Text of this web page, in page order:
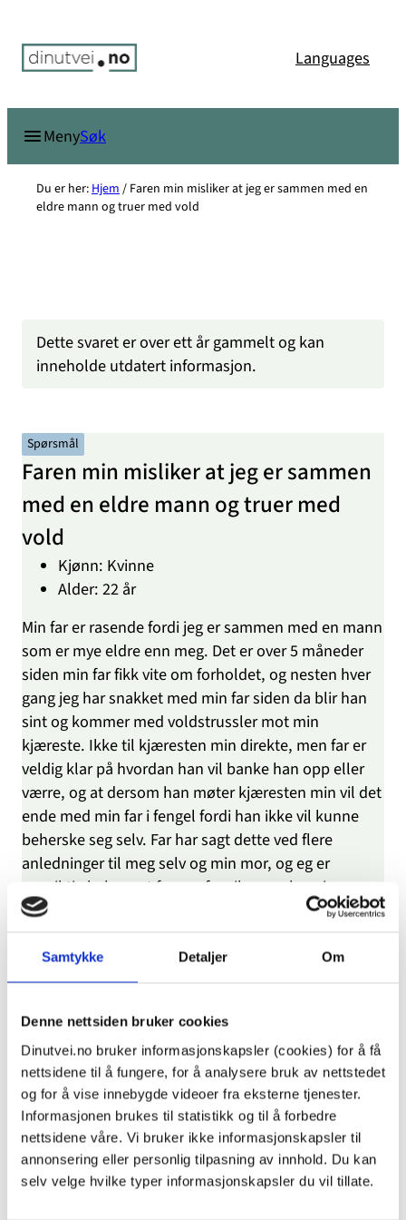
Samtykke Detaljer Om
Denne nettsiden bruker cookies
Dinutvei.no bruker informasjonskapsler (cookies) for å få
nettsidene til å fungere, for å analysere bruk av nettstedet
og for å vise innebygde videoer fra eksterne tjenester.
Informasjonen brukes til statistikk og til å forbedre
nettsidene våre. Vi bruker ikke informasjonskapsler til
annonsering eller personlig tilpasning av innhold. Du kan
selv velge hvilke typer informasjonskapsler du vil tillate.
innhold
Languages
MenySøk
Du er her: Hjem / Faren min misliker at jeg er sammen med en
eldre mann og truer med vold
Dette svaret er over ett år gammelt og kan
inneholde utdatert informasjon.
Spørsmål
Faren min misliker at jeg er sammen
med en eldre mann og truer med
vold
Kjønn: Kvinne
Alder: 22 år
Min far er rasende fordi jeg er sammen med en mann
som er mye eldre enn meg. Det er over 5 måneder
siden min far fikk vite om forholdet, og nesten hver
gang jeg har snakket med min far siden da blir han
sint og kommer med voldstrussler mot min
kjæreste. Ikke til kjæresten min direkte, men far er
veldig klar på hvordan han vil banke han opp eller
værre, og at dersom han møter kjæresten min vil det
ende med min far i fengel fordi han ikke vil kunne
beherske seg selv. Far har sagt dette ved flere
anledninger til meg selv og min mor, og eg er
oppriktig bekymret for om far vil oppsøke min
kjæreste og utøve vold mot han.
han trenger hjelp til å takle situasjonen, men han
nekter å oppsøke psykolog eller lignende.
hans vilje og forhindre mulig vold mot kjæresten
min?
Besvart: 11.09.2018, kl. 09:38
dinutvei.no
Hei,og takk for at du skriver til oss.
Å true noen med vold er alvolig, og det er leit at du –